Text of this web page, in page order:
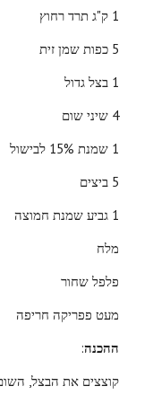
1 ק"ג תרד רחוץ
5 כפות שמן זית
1 בצל גדול
4 שיני שום
1 שמנת 15% לבישול
5 ביצים
1 גביע שמנת חמוצה
מלח
פלפל שחור
מעט פפריקה חריפה
ההכנה:
קוצצים את הבצל,